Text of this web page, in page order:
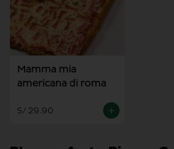
Mamma mia
americana di roma
S/ 29.90